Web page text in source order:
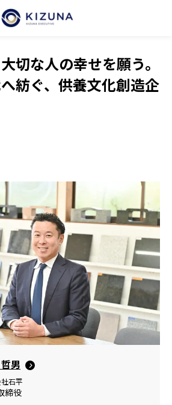
切な人の幸せを願う。
紡ぐ、供養文化創造企
男
石平
締役